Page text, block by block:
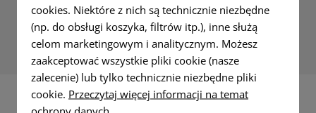
cookies. Niektóre z nich są technicznie niezbędne
(np. do obsługi koszyka, filtrów itp.), inne służą
celom marketingowym i analitycznym. Możesz
zaakceptować wszystkie pliki cookie (nasze
zalecenie) lub tylko technicznie niezbędne pliki
cookie. Przeczytaj więcej informacji na temat